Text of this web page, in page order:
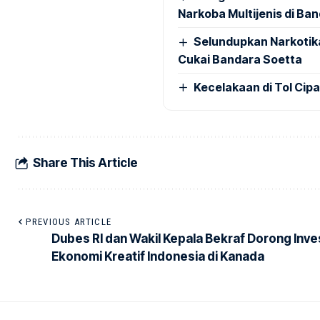
Narkoba Multijenis di
Selundupkan
Cukai Bandara Soetta
Kecelakaan di Tol
Share This Article
PREVIOUS ARTICLE
Dubes RI dan Wakil Kepala Bekraf Dorong
Ekonomi Kreatif Indonesia di Kanada